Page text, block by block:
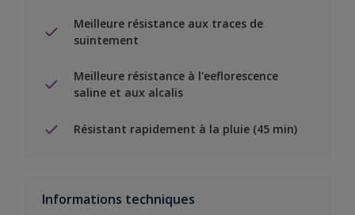
Meilleure résistance aux traces de
suintement
Meilleure résistance à l'eeflorescence
saline et aux alcalis
Résistant rapidement à la pluie (45 min)
Informations techniques